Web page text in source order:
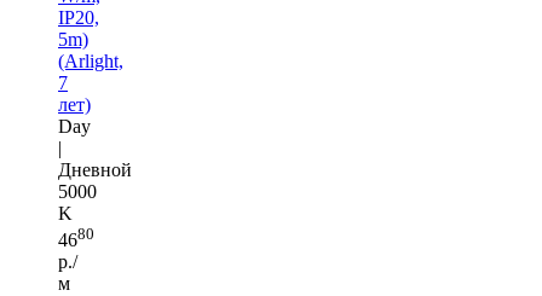
IP20,
5m)
(Arlight,
7
лет)
Day
|
Дневной
5000
K
4680
р./
м